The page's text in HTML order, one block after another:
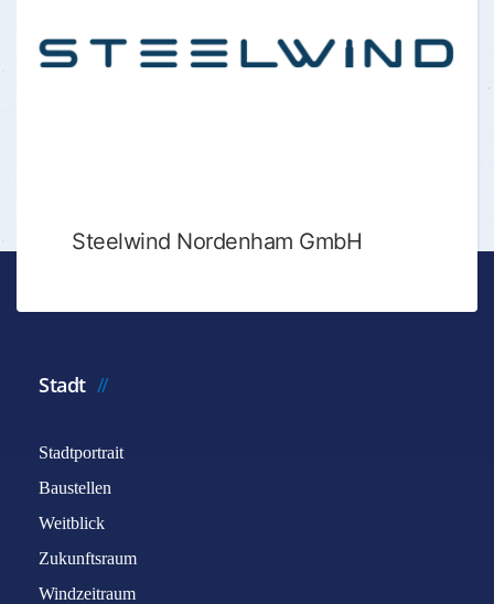
Steelwind Nordenham GmbH
Stadt
Stadtportrait
Baustellen
Weitblick
Zukunftsraum
Windzeitraum